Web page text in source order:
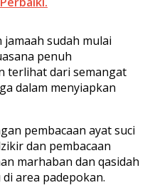
sudah mulai
penuh
terlihat dari semangat
dalam menyiapkan
pembacaan ayat suci
dan pembacaan
marhaban dan qasidah
area padepokan.